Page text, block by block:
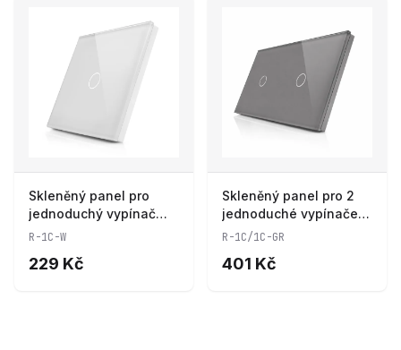
Skleněný panel pro
jednoduchý vypínač
ROON - R-1C-W
R-1C-W
229 Kč
Skleněný panel pro 2
jednoduché vypínače
ROON - R-1C/1C-GR
R-1C/1C-GR
401 Kč